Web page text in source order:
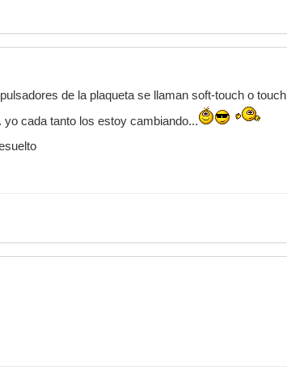
de la plaqueta se llaman soft-touch o touch
cada tanto los estoy cambiando...